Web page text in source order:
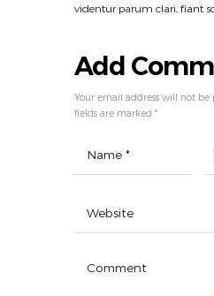
videntur parum clari, fiant
Add
Your email address will not be
fields are marked *